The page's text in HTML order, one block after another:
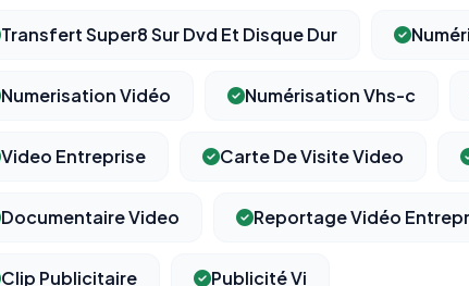
Transfert Super8 Sur Dvd Et Disque Dur
Numerisation Vidéo Numérisation Vhs-c
Video Entreprise Carte De Visite Video
Documentaire Video Reportage Vidéo
Clip Publicitaire Publicité Vi
mémorisation de vos choix de
Nous aident à comprendre comment vous
Cookies marketing